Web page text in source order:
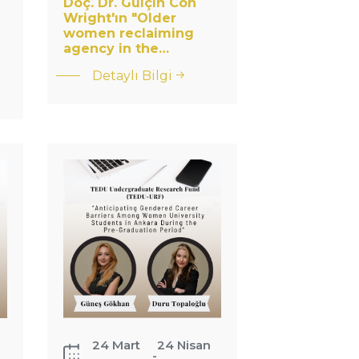
Doç. Dr. Gülçin Con
Wright'ın "Older
women reclaiming
agency in the…
Detaylı Bilgi
: Doç. Dr. Gülçin
Con
Wright&#039;ın
Projesine
TEDÜ-
Desteği
24 Mart
-
24 Nisan